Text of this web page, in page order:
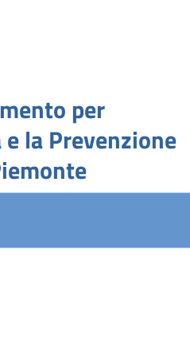
per
la Prevenzione